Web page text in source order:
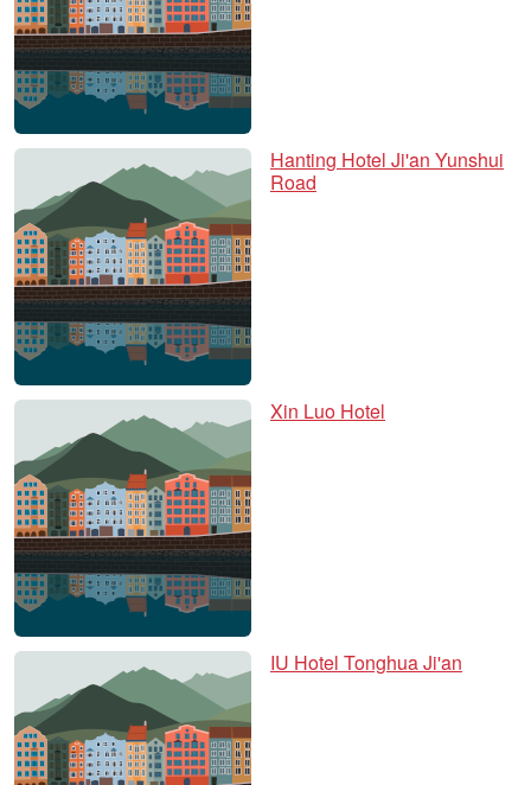
Hanting Hotel Ji'an Yunshui
Road
Xin Luo Hotel
IU Hotel Tonghua Ji'an